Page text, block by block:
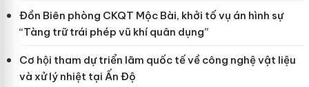
Đồn Biên phòng CKQT Mộc Bài, khởi tố vụ án hình sự
“Tàng trữ trái phép vũ khí quân dụng”
Cơ hội tham dự triển lãm quốc tế về công nghệ vật liệu
và xử lý nhiệt tại Ấn Độ